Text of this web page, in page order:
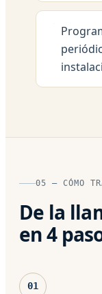
05 — CÓMO
De la
en 4
01